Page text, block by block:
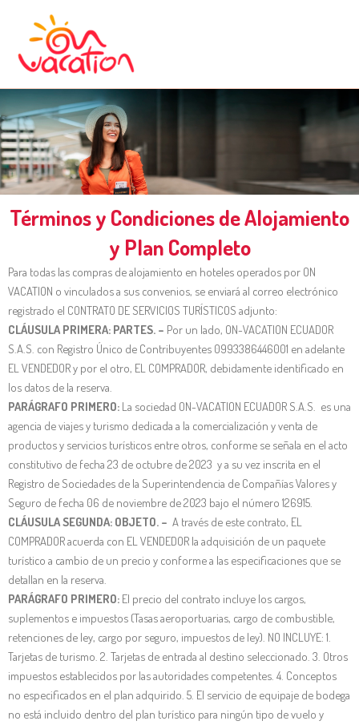
contenido
Términos y Condiciones de Alojamiento
y Plan Completo
Para todas las compras de alojamiento en hoteles operados por ON
VACATION o vinculados a sus convenios, se enviará al correo electrónico
registrado el CONTRATO DE SERVICIOS TURÍSTICOS adjunto:
CLÁUSULA PRIMERA: PARTES. – Por un lado, ON-VACATION ECUADOR
S.A.S. con Registro Único de Contribuyentes 0993386446001 en adelante
EL VENDEDOR y por el otro, EL COMPRADOR, debidamente identificado en
los datos de la reserva.
PARÁGRAFO PRIMERO: La sociedad ON-VACATION ECUADOR S.A.S. es una
agencia de viajes y turismo dedicada a la comercialización y venta de
productos y servicios turísticos entre otros, conforme se señala en el acto
constitutivo de fecha 23 de octubre de 2023 y a su vez inscrita en el
Registro de Sociedades de la Superintendencia de Compañías Valores y
Seguro de fecha 06 de noviembre de 2023 bajo el número 126915.
CLÁUSULA SEGUNDA: OBJETO. – A través de este contrato, EL
COMPRADOR acuerda con EL VENDEDOR la adquisición de un paquete
turístico a cambio de un precio y conforme a las especificaciones que se
detallan en la reserva.
PARÁGRAFO PRIMERO: El precio del contrato incluye los cargos,
suplementos e impuestos (Tasas aeroportuarias, cargo de combustible,
retenciones de ley, cargo por seguro, impuestos de ley). NO INCLUYE: 1.
Tarjetas de turismo. 2. Tarjetas de entrada al destino seleccionado. 3. Otros
impuestos establecidos por las autoridades competentes. 4. Conceptos
no especificados en el plan adquirido. 5. El servicio de equipaje de bodega
no está incluido dentro del plan turístico para ningún tipo de vuelo y